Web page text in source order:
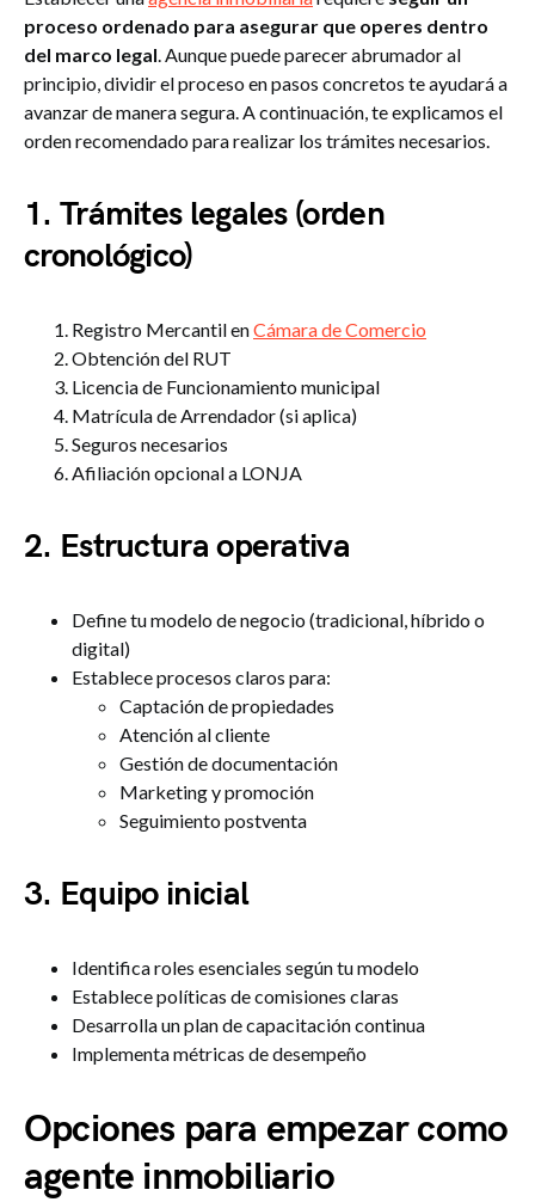
proceso ordenado para asegurar que operes dentro
del marco legal. Aunque puede parecer abrumador al
principio, dividir el proceso en pasos concretos te ayudará a
avanzar de manera segura. A continuación, te explicamos el
orden recomendado para realizar los trámites necesarios.
1. Trámites legales (orden
cronológico)
Registro Mercantil enCámara de Comercio
Obtención del RUT
Licencia de Funcionamiento municipal
Matrícula de Arrendador (si aplica)
Seguros necesarios
Afiliación opcional a LONJA
2. Estructura operativa
Define tu modelo de negocio (tradicional, híbrido o
digital)
Establece procesos claros para:
Captación de propiedades
Atención al cliente
Gestión de documentación
Marketing y promoción
Seguimiento postventa
3. Equipo inicial
Identifica roles esenciales según tu modelo
Establece políticas de comisiones claras
Desarrolla un plan de capacitación continua
Implementa métricas de desempeño
Opciones para empezar como
agente inmobiliario